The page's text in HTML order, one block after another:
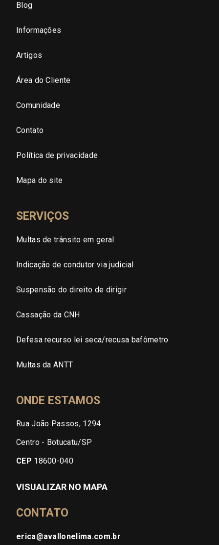
São Paulo - Grande SP
Blog
Informações
Artigos
Área do Cliente
Comunidade
Contato
Política de privacidade
Mapa do site
SERVIÇOS
Multas de trânsito em geral
Indicação de condutor via judicial
Suspensão do direito de dirigir
Cassação da CNH
Defesa recurso lei seca/recusa bafômetro
Multas da ANTT
ONDE ESTAMOS
Rua João Passos, 1294
Centro - Botucatu/SP
CEP 18600-040
VISUALIZAR NO MAPA
CONTATO
erica@avallonelima.com.br